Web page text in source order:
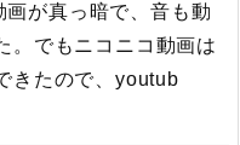
が真っ暗で、音も動
。でもニコニコ動画は
きたので、youtub